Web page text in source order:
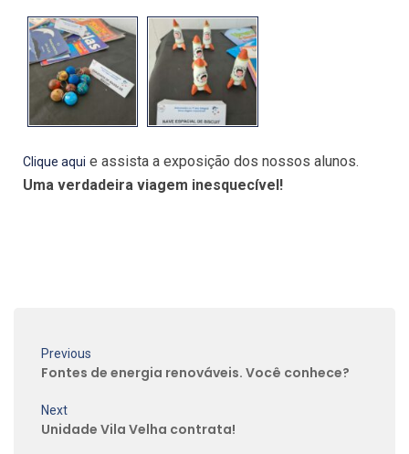
Clique aqui e assista a exposição dos nossos alunos.
Uma verdadeira viagem inesquecível!
Previous
Fontes de energia renováveis. Você conhece?
Next
Unidade Vila Velha contrata!